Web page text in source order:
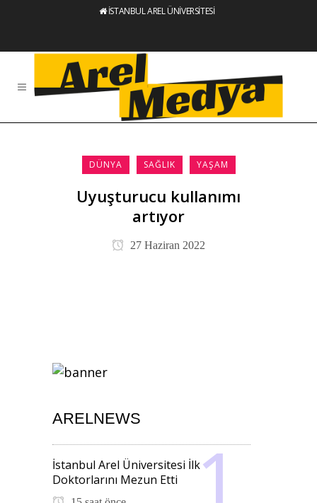
İSTANBUL AREL ÜNİVERSİTESİ
DÜNYA SAĞLIK YAŞAM
Uyuşturucu kullanımı
artıyor
27 Haziran 2022
ARELNEWS
İstanbul Arel Üniversitesi İlk
Doktorlarını Mezun Etti